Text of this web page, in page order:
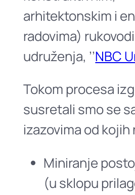
arhitektonskim i
radovima)
udruženja, ’’NBC
Tokom procesa
susretali smo se
izazovima od kojih
Miniranje
(u sklopu